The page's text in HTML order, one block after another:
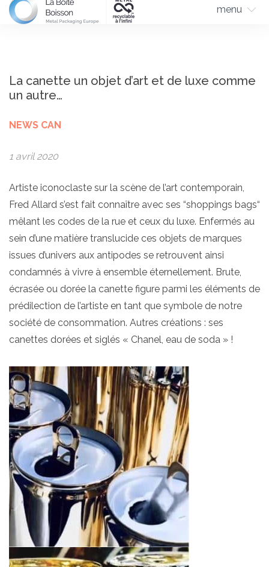
menu
La canette un objet d’art et de luxe comme
un autre…
NEWS CAN
1 avril 2020
Artiste iconoclaste sur la scène de l’art contemporain,
Fred Allard s’est fait connaître avec ses “shoppings bags“
mêlant les codes de la rue et ceux du luxe. Enfermés au
sein d’une matière translucide ces objets de marques
issues d’univers aux antipodes se retrouvent ainsi
condamnés à vivre à ensemble éternellement. Brute,
écrasée ou dorée la canette figure parmi les éléments de
prédilection de l’artiste en tant que symbole de notre
société de consommation. Autres créations : ses
canettes dorées et siglés « Chanel, eau de soda » !